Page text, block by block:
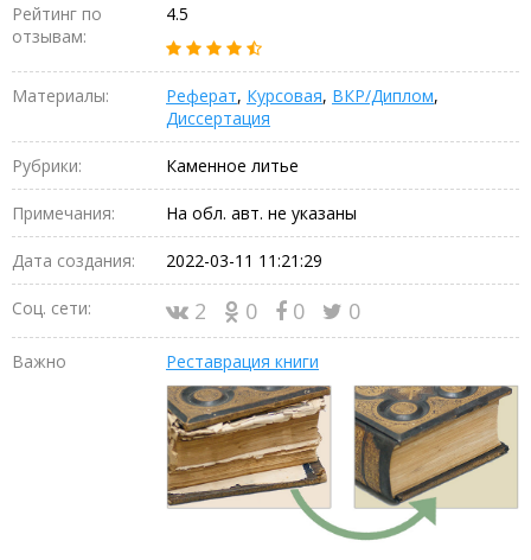
Рейтинг по
отзывам:
4.5
Материалы: Реферат, Курсовая, ВКР/Диплом,
Диссертация
Рубрики: Каменное литье
Примечания: На обл. авт. не указаны
Дата создания: 2022-03-11 11:21:29
Соц. сети: 2 0 0 0
Важно Реставрация книги